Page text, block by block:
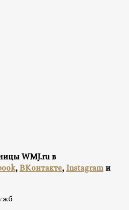
WMJ.ru в
,ВКонтакте,Instagramи